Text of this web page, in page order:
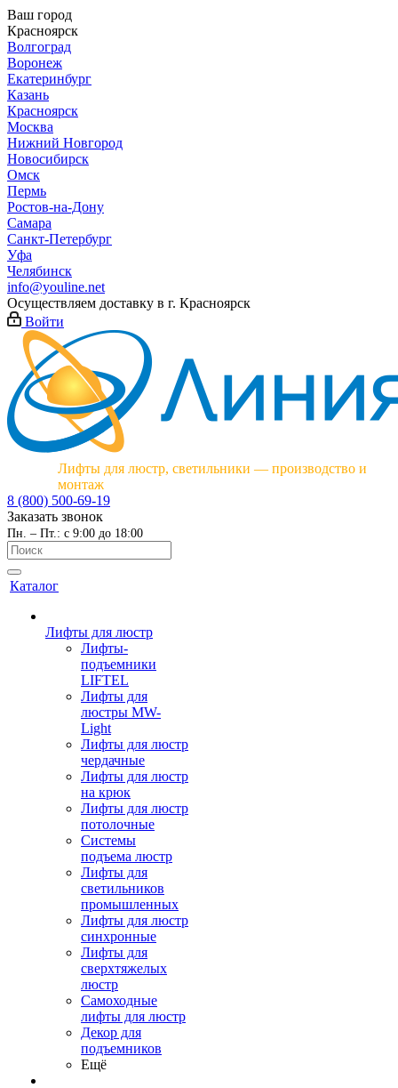
Ваш город
Красноярск
Волгоград
Воронеж
Екатеринбург
Казань
Красноярск
Москва
Нижний Новгород
Новосибирск
Омск
Пермь
Ростов-на-Дону
Самара
Санкт-Петербург
Уфа
Челябинск
info@youline.net
Осуществляем доставку в г. Красноярск
Войти
Лифты для люстр, светильники — производство и
монтаж
8 (800) 500-69-19
Заказать звонок
Пн. – Пт.: с 9:00 до 18:00
Каталог
Лифты для люстр
Лифты-
подъемники
LIFTEL
Лифты для
люстры MW-
Light
Лифты для люстр
чердачные
Лифты для люстр
на крюк
Лифты для люстр
потолочные
Системы
подъема люстр
Лифты для
светильников
промышленных
Лифты для люстр
синхронные
Лифты для
сверхтяжелых
люстр
Самоходные
лифты для люстр
Декор для
подъемников
Ещё